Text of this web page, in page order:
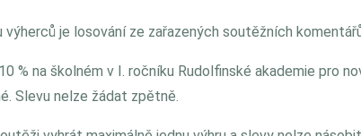
je losování ze zařazených soutěžních
% na školném v I. ročníku Rudolfinské akademie pro
Slevu nelze žádat zpětně.